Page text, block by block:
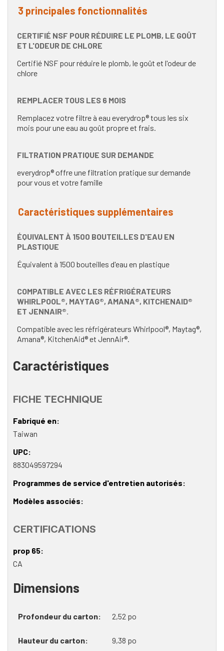
3 principales fonctionnalités
CERTIFIÉ NSF POUR RÉDUIRE LE PLOMB, LE GOÛT
ET L'ODEUR DE CHLORE
Certifié NSF pour réduire le plomb, le goût et l'odeur de
chlore
REMPLACER TOUS LES 6 MOIS
Remplacez votre filtre à eau everydrop® tous les six
mois pour une eau au goût propre et frais.
FILTRATION PRATIQUE SUR DEMANDE
everydrop® offre une filtration pratique sur demande
pour vous et votre famille
Caractéristiques supplémentaires
ÉQUIVALENT À 1500 BOUTEILLES D'EAU EN
PLASTIQUE
Équivalent à 1500 bouteilles d'eau en plastique
COMPATIBLE AVEC LES RÉFRIGÉRATEURS
WHIRLPOOL®, MAYTAG®, AMANA®, KITCHENAID®
ET JENNAIR®.
Compatible avec les réfrigérateurs Whirlpool®, Maytag®,
Amana®, KitchenAid® et JennAir®.
Caractéristiques
FICHE TECHNIQUE
Fabriqué en
Taiwan
UPC
883049597294
Programmes de service d'entretien autorisés
Modèles associés
CERTIFICATIONS
prop 65
CA
Dimensions
Profondeur du carton 2,52 po
Hauteur du carton 9,38 po